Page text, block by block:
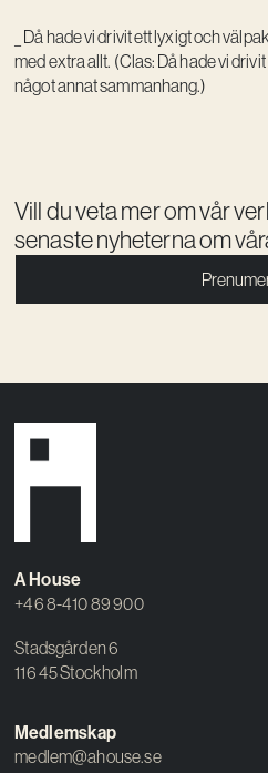
_ Då hade vi drivit ett lyxigt och
med extra allt. (Clas: Då hade vi
något annat sammanhang.)
Vill du veta mer om vår
senaste nyheterna om
A House
+46 8-410 89 900
Stadsgården 6
116 45 Stockholm
Medlemskap
medlem@ahouse.se